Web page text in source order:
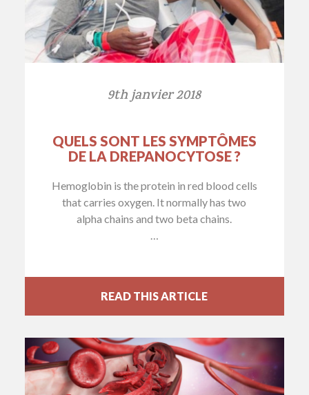
9th janvier 2018
QUELS SONT LES SYMPTÔMES
DE LA DREPANOCYTOSE ?
Hemoglobin is the protein in red blood cells
that carries oxygen. It normally has two
alpha chains and two beta chains.
…
READ THIS ARTICLE